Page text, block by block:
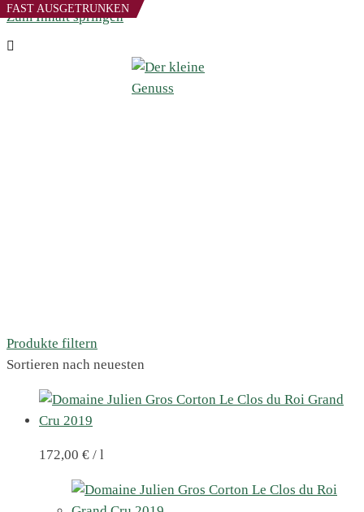
Zum Inhalt springen
Produkte filtern
Sortieren nach neuesten
172,00 € / l
FAST AUSGETRUNKEN